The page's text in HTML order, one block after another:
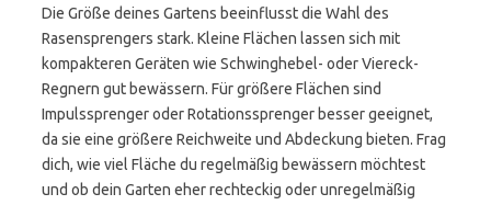
Die Größe deines Gartens beeinflusst die Wahl des
Rasensprengers stark. Kleine Flächen lassen sich mit
kompakteren Geräten wie Schwinghebel- oder Viereck-
Regnern gut bewässern. Für größere Flächen sind
Impulssprenger oder Rotationssprenger besser geeignet,
da sie eine größere Reichweite und Abdeckung bieten. Frag
dich, wie viel Fläche du regelmäßig bewässern möchtest
und ob dein Garten eher rechteckig oder unregelmäßig